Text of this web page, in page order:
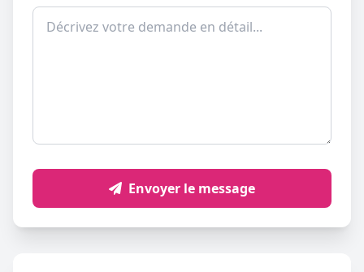
Envoyer le message